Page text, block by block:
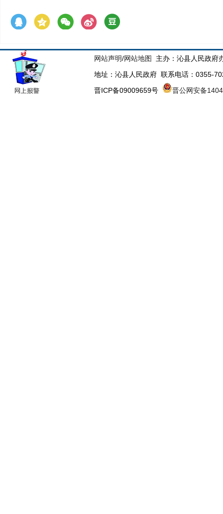
网站声明/网站地图
主办：沁县人民政府
地址：沁县人民政府 联系电话：0355-
晋ICP备09009659号
晋公网安备